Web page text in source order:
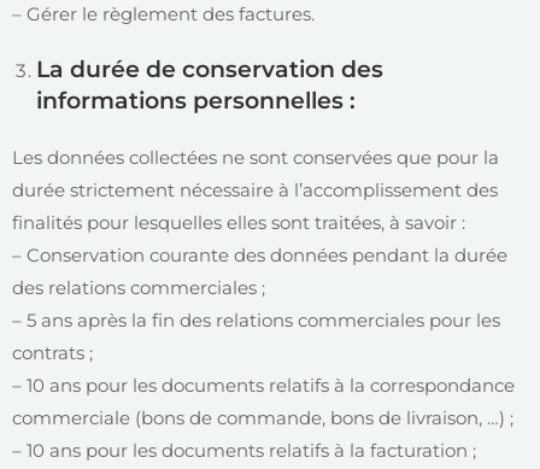
– Gérer le règlement des factures.
La durée de conservation des
informations personnelles :
Les données collectées ne sont conservées que pour la
durée strictement nécessaire à l’accomplissement des
finalités pour lesquelles elles sont traitées, à savoir :
– Conservation courante des données pendant la durée
des relations commerciales ;
– 5 ans après la fin des relations commerciales pour les
contrats ;
– 10 ans pour les documents relatifs à la correspondance
commerciale (bons de commande, bons de livraison, …) ;
– 10 ans pour les documents relatifs à la facturation ;